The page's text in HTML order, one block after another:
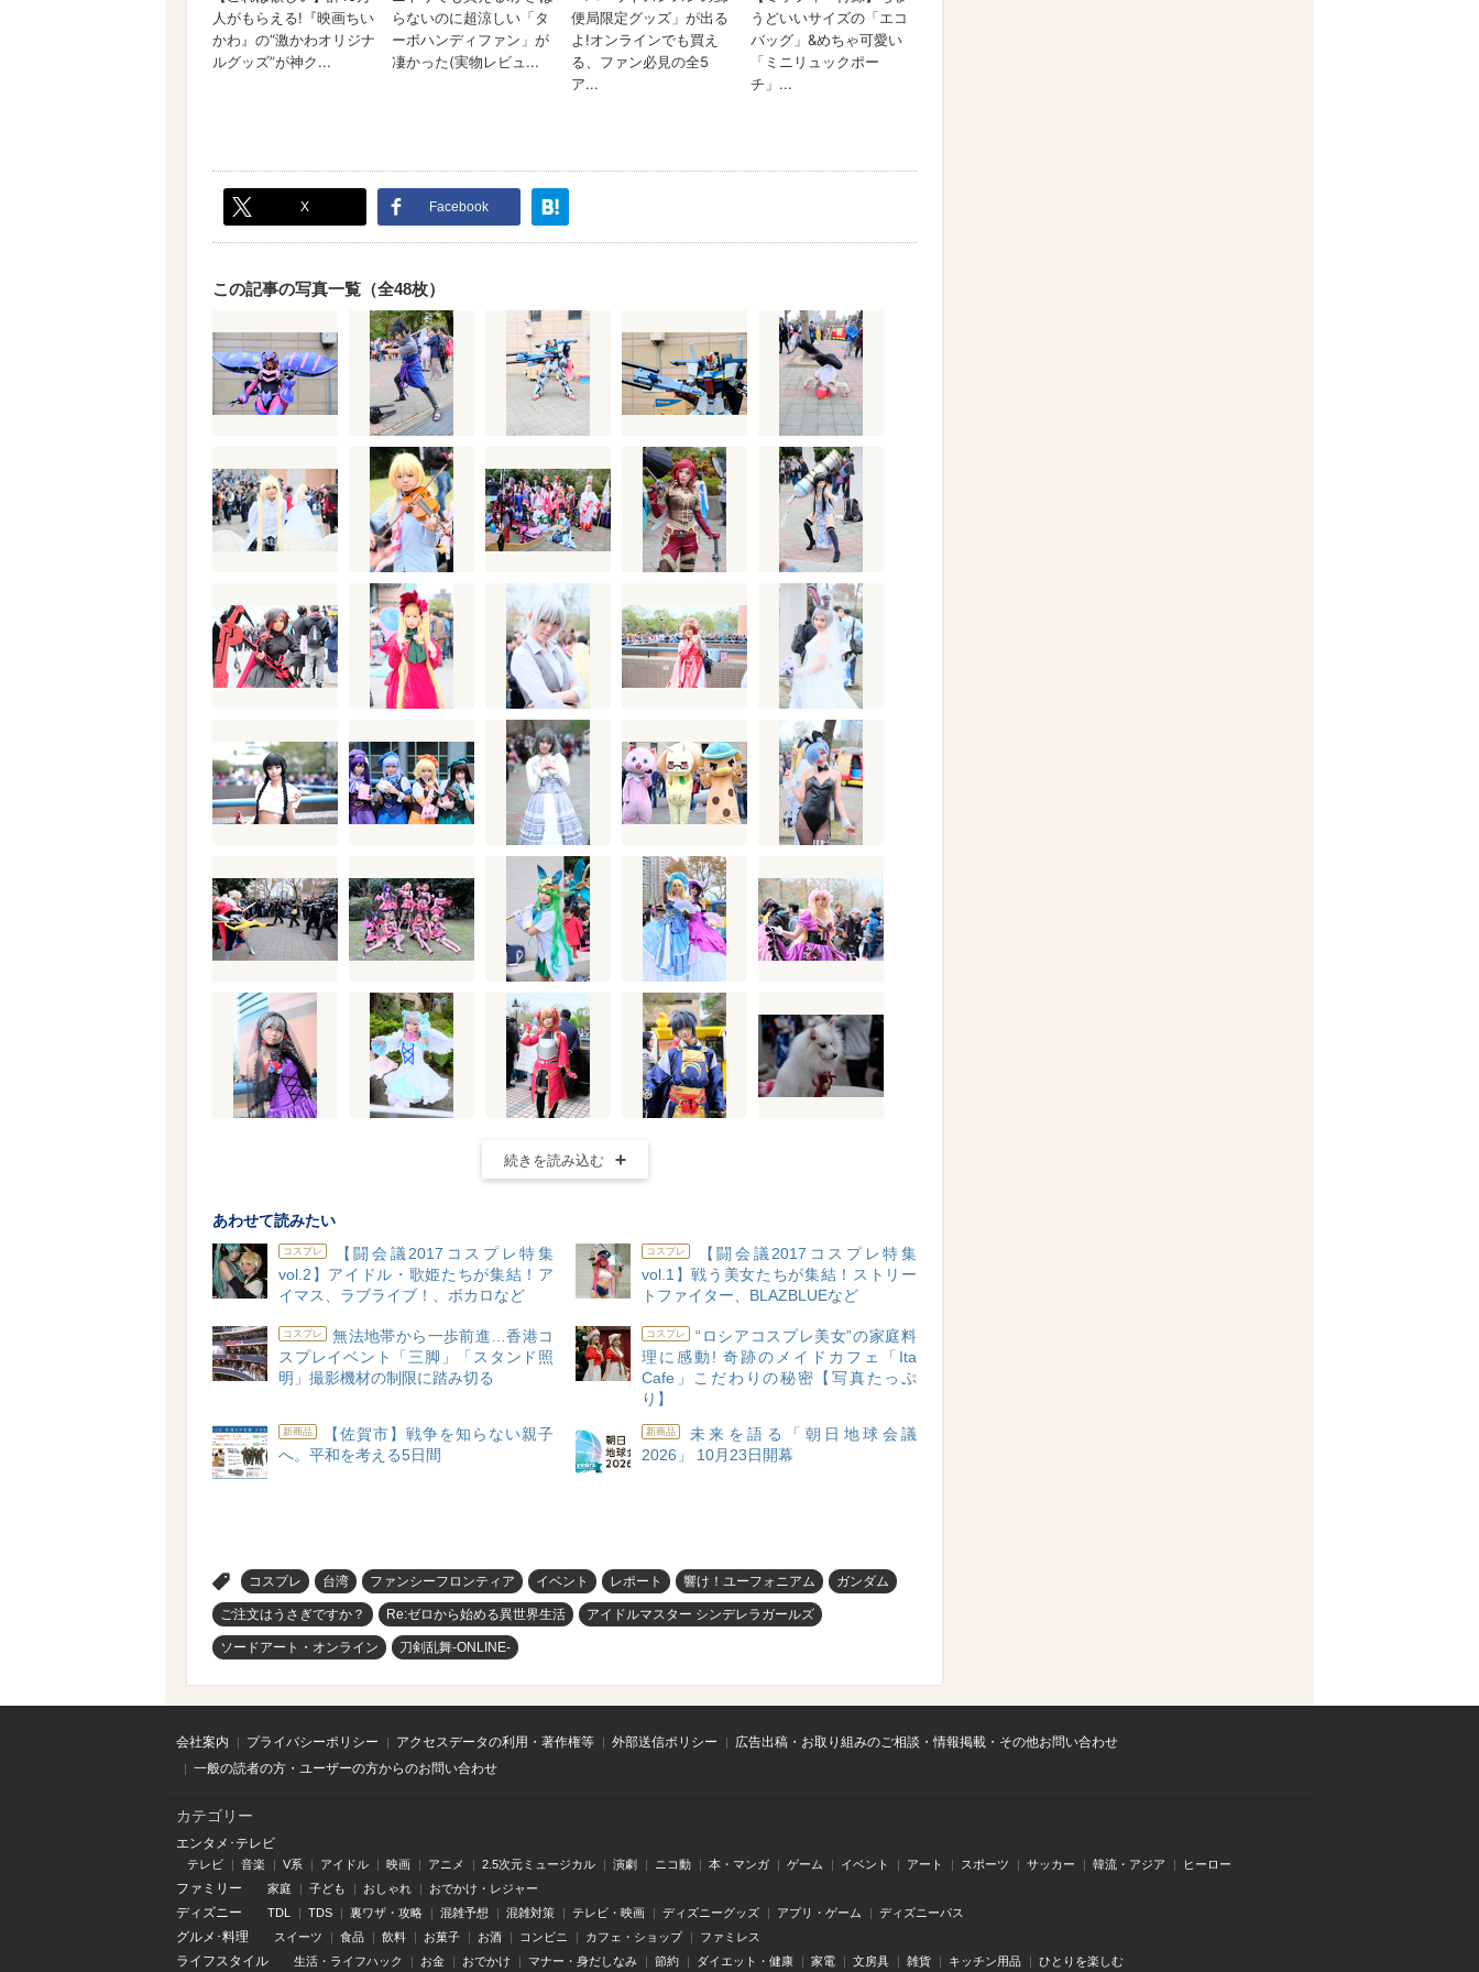
X Facebook
この記事の写真一覧（全48枚）
続きを読み込む
あわせて読みたい
コスプレ
【闘会議2017コスプレ特集
vol.2】アイドル・歌姫たちが集結！ア
イマス、ラブライブ！、ボカロなど
コスプレ
【闘会議2017コスプレ特集
vol.1】戦う美女たちが集結！ストリー
トファイター、BLAZBLUEなど
コスプレ
無法地帯から一歩前進…香港コ
スプレイベント「三脚」「スタンド照
明」撮影機材の制限に踏み切る
コスプレ
“ロシアコスプレ美女”の家庭料
理に感動! 奇跡のメイドカフェ「Ita
Cafe」こだわりの秘密【写真たっぷ
り】
新商品
【佐賀市】戦争を知らない親子
へ。平和を考える5日間
新商品
未来を語る「朝日地球会議
2026」 10月23日開幕
コスプレ 台湾 ファンシーフロンティア イベント レポート 響け！ユーフォニアム ガンダム
ご注文はうさぎですか？ Re:ゼロから始める異世界生活 アイドルマスター シンデレラガールズ
ソードアート・オンライン 刀剣乱舞-ONLINE-
会社案内 プライバシーポリシー アクセスデータの利用・著作権等 外部送信ポリシー
広告出稿・お取り組みのご相談・情報掲載・その他お問い合わせ
一般の読者の方・ユーザーの方からのお問い合わせ
カテゴリー
エンタメ･テレビ
テレビ 音楽 V系 アイドル 映画 アニメ 2.5次元ミュージカル 演劇 ニコ動 本・マンガ ゲーム イベント アート スポーツ サッカー 韓流・アジア ヒーロー
ファミリー 家庭 子ども おしゃれ おでかけ・レジャー
ディズニー TDL TDS 裏ワザ・攻略 混雑予想 混雑対策 テレビ・映画 ディズニーグッズ アプリ・ゲーム ディズニーパス
グルメ･料理 スイーツ 食品 飲料 お菓子 お酒 コンビニ カフェ・ショップ ファミレス
ライフスタイル 生活・ライフハック お金 おでかけ マナー・身だしなみ 節約 ダイエット・健康 家電 文房具 雑貨 キッチン用品 ひとりを楽しむ